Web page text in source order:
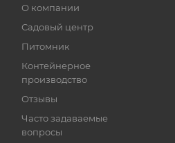
О компании
Садовый центр
Питомник
Контейнерное
производство
Отзывы
Часто задаваемые
вопросы